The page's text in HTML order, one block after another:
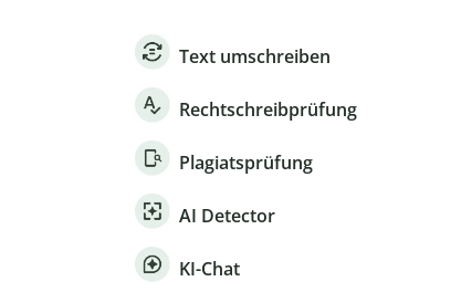
Text umschreiben
Rechtschreibprüfung
Plagiatsprüfung
AI Detector
KI-Chat